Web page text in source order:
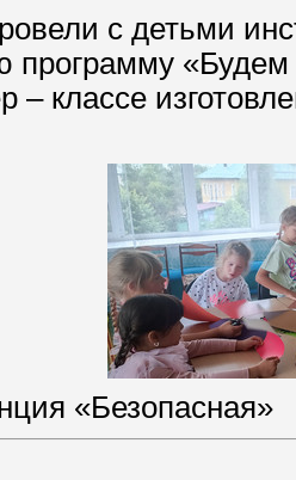
с детьми
программу
– классе
«Безопасная»